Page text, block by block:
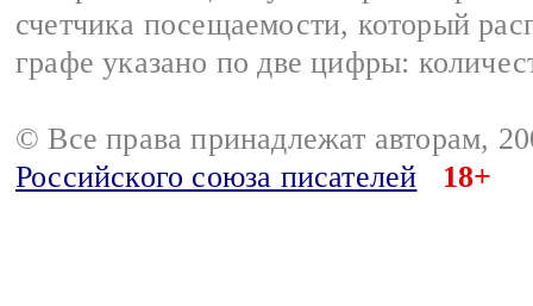
счетчика посещаемости, который
графе указано по две цифры:
© Все права принадлежат авторам,
Российского союза писателей
18+